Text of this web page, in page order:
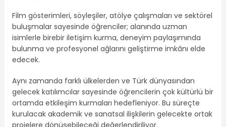
Film gösterimleri, söyleşiler, atölye çalışmaları ve sektörel
buluşmalar sayesinde öğrenciler; alanında uzman
isimlerle birebir iletişim kurma, deneyim paylaşımında
bulunma ve profesyonel ağlarını geliştirme imkânı elde
edecek.
Aynı zamanda farklı ülkelerden ve Türk dünyasından
gelecek katılımcılar sayesinde öğrencilerin çok kültürlü bir
ortamda etkileşim kurmaları hedefleniyor. Bu süreçte
kurulacak akademik ve sanatsal ilişkilerin gelecekte ortak
projelere dönüşebileceği değerlendiriliyor.